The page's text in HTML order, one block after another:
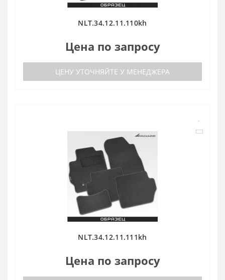
NLT.34.12.11.110kh
Цена по запросу
ЦЕНУ УТОЧНЯЙТЕ У МЕНЕДЖЕРА
NLT.34.12.11.111kh
Цена по запросу